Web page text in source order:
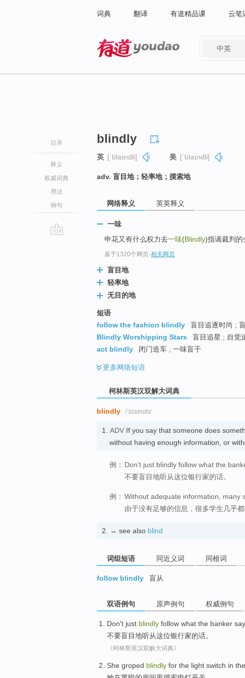
词典 翻译 有道精品课 云笔
中英
目录
释义
权威词典
用法
例句
blindly
英 [ˈblaɪndli] 美 [ˈblaɪndli]
adv. 盲目地；轻率地；摸索地
网络释义 英英释义
一味
申花又有什么权力去一味(Blindly)指谪裁判的
基于1320个网页-相关网页
盲目地
轻率地
无目的地
短语
follow the fashion blindly
盲目追逐时尚 ;
Blindly Worshipping Stars
盲目追星 ; 自觉
act blindly
闭门造车 ; 一味盲干
更多网络短语
柯林斯英汉双解大词典
blindly /ˈblaɪndlɪ/
1. ADV If you say that someone does
without having enough information, or
例： Don't just blindly follow what the
不要盲目地听从这位银行家的话。
例： Without adequate information, many
由于没有足够的信息，很多学生几乎都
2. → see also blind
词组短语 同近义词 同根词
follow blindly 盲从
双语例句 原声例句 权威例句
Don't just blindly follow what the banker
不要盲目地听从这位银行家的话。
《柯林斯英汉双解大词典》
She groped blindly for the light switch in